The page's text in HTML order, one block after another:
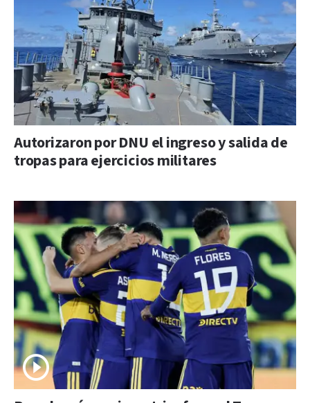
Autorizaron por DNU el ingreso y salida de
tropas para ejercicios militares